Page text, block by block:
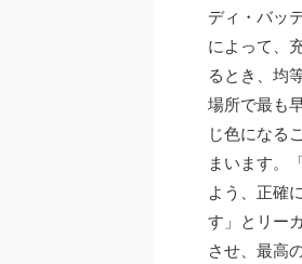
ディ・バッ
によって、
るとき、均
場所で最も
じ色になる
まいます。
よう、正確
す」とリー
させ、最高